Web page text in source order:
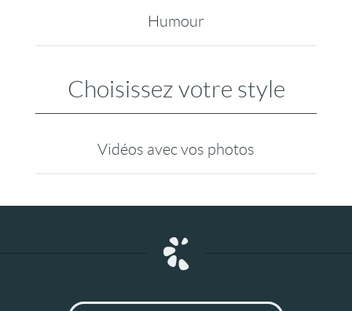
Humour
Choisissez votre style
Vidéos avec vos photos